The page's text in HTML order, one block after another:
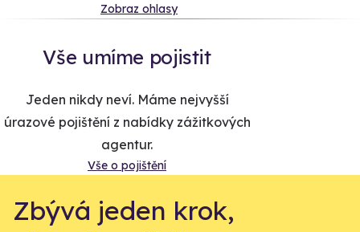
Zobraz ohlasy
Vše umíme pojistit
Jeden nikdy neví. Máme nejvyšší
úrazové pojištění z nabídky zážitkových
agentur.
Vše o pojištění
Zbývá jeden krok,